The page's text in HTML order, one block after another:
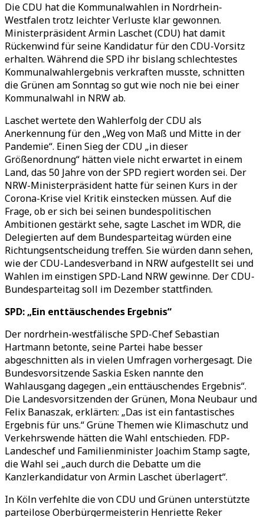
Die CDU hat die Kommunalwahlen in Nordrhein-
Westfalen trotz leichter Verluste klar gewonnen.
Ministerpräsident Armin Laschet (CDU) hat damit
Rückenwind für seine Kandidatur für den CDU-Vorsitz
erhalten. Während die SPD ihr bislang schlechtestes
Kommunalwahlergebnis verkraften musste, schnitten
die Grünen am Sonntag so gut wie noch nie bei einer
Kommunalwahl in NRW ab.
Laschet wertete den Wahlerfolg der CDU als
Anerkennung für den „Weg von Maß und Mitte in der
Pandemie“. Einen Sieg der CDU „in dieser
Größenordnung“ hätten viele nicht erwartet in einem
Land, das 50 Jahre von der SPD regiert worden sei. Der
NRW-Ministerpräsident hatte für seinen Kurs in der
Corona-Krise viel Kritik einstecken müssen. Auf die
Frage, ob er sich bei seinen bundespolitischen
Ambitionen gestärkt sehe, sagte Laschet im WDR, die
Delegierten auf dem Bundesparteitag würden eine
Richtungsentscheidung treffen. Sie würden dann sehen,
wie der CDU-Landesverband in NRW aufgestellt sei und
Wahlen im einstigen SPD-Land NRW gewinne. Der CDU-
Bundesparteitag soll im Dezember stattfinden.
SPD: „Ein enttäuschendes Ergebnis“
Der nordrhein-westfälische SPD-Chef Sebastian
Hartmann betonte, seine Partei habe besser
abgeschnitten als in vielen Umfragen vorhergesagt. Die
Bundesvorsitzende Saskia Esken nannte den
Wahlausgang dagegen „ein enttäuschendes Ergebnis“.
Die Landesvorsitzenden der Grünen, Mona Neubaur und
Felix Banaszak, erklärten: „Das ist ein fantastisches
Ergebnis für uns.“ Grüne Themen wie Klimaschutz und
Verkehrswende hätten die Wahl entschieden. FDP-
Landeschef und Familienminister Joachim Stamp sagte,
die Wahl sei „auch durch die Debatte um die
Kanzlerkandidatur von Armin Laschet überlagert“.
In Köln verfehlte die von CDU und Grünen unterstützte
parteilose Oberbürgermeisterin Henriette Reker